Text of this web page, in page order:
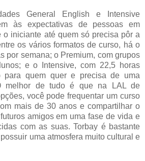
General English e Intensive
às expectativas de pessoas em
o iniciante até quem só precisa pôr a
os vários formatos de curso, há o
por semana; o Premium, com grupos
e o Intensive, com 22,5 horas
para quem quer e precisa de uma
melhor de tudo é que na LAL de
você pode frequentar um curso
mais de 30 anos e compartilhar o
amigos em uma fase de vida e
com as suas. Torbay é bastante
uma atmosfera muito cultural e